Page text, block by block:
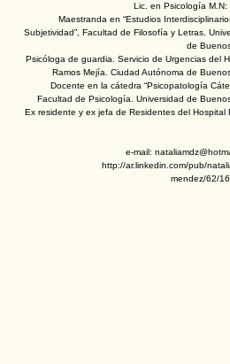
Lic. en Psicología M.N:
Maestranda en “Estudios
Subjetividad”, Facultad de Filosofía y Letras.
de
Psicóloga de guardia. Servicio de Urgencias del
Ramos Mejía. Ciudad Autónoma de Buenos
Docente en la cátedra “Psicopatología
Facultad de Psicología. Universidad de Buenos
Ex residente y ex jefa de Residentes del Hospital
e-mail:
http://ar.linkedin.com/pub/
mendez/62/